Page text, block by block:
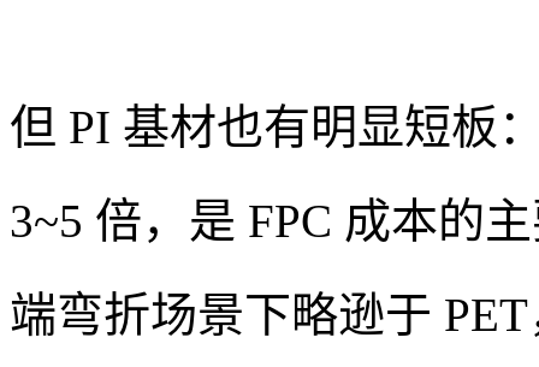
但 PI 基材也有明显短板
3~5 倍，是 FPC 成本的
端弯折场景下略逊于